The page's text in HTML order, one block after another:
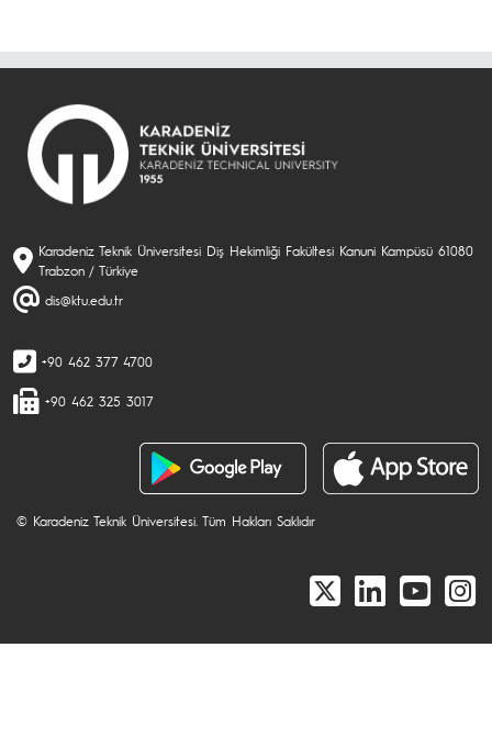
Karadeniz Teknik Üniversitesi Diş Hekimliği Fakültesi Kanuni Kampüsü 61080
Trabzon / Türkiye
dis@ktu.edu.tr
+90 462 377 4700
+90 462 325 3017
© Karadeniz Teknik Üniversitesi. Tüm Hakları Saklıdır